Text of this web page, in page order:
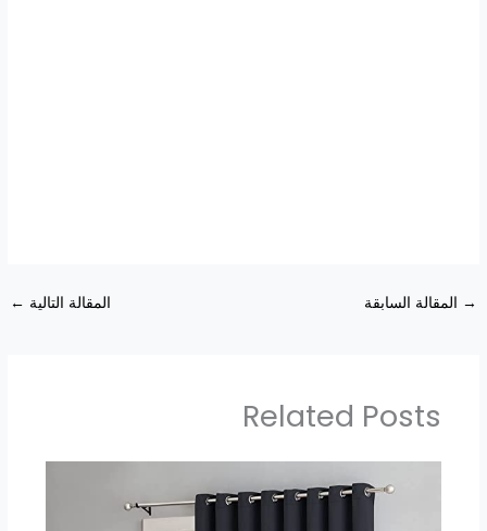
→ المقالة السابقة المقالة التالية ←
Related Posts